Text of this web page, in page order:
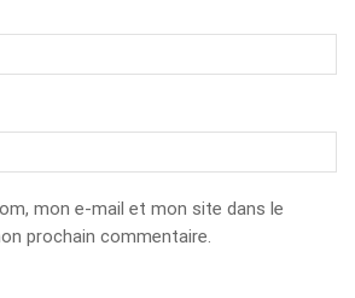
mon e-mail et mon site dans le
prochain commentaire.